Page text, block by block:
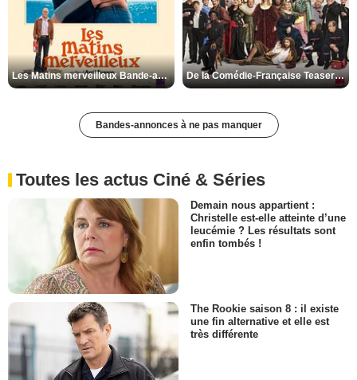
Les Matins merveilleux Bande-annonce VF De la Comédie-Française Teaser VF
Bandes-annonces à ne pas manquer
Toutes les actus Ciné & Séries
Demain nous appartient :
Christelle est-elle atteinte d’une
leucémie ? Les résultats sont
enfin tombés !
The Rookie saison 8 : il existe
une fin alternative et elle est
très différente